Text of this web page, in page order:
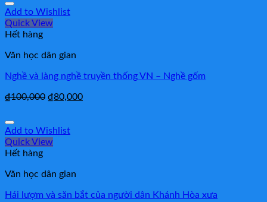
Add to Wishlist
Quick View
Hết hàng
Văn học dân gian
Nghề và làng nghề truyền thống VN – Nghề gốm
₫100,000 ₫80,000
Add to Wishlist
Quick View
Hết hàng
Văn học dân gian
Hái lượm và săn bắt của người dân Khánh Hòa xưa